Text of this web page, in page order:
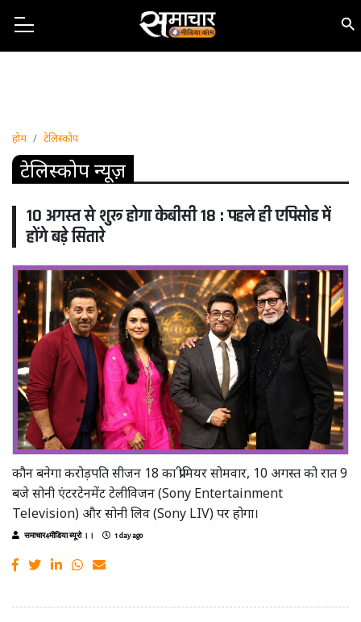
होम टेलिस्कोप
टेलिस्कोप न्यूज़
10 अगस्त से शुरू होगा केबीसी 18 : पहले ही एपिसोड में
होंगे बड़े सितारे
कौन बनेगा करोड़पति सीजन 18 का प्रीमियर सोमवार, 10 अगस्त को रात 9
बजे सोनी एंटरटेनमेंट टेलीविजन (Sony Entertainment
Television) और सोनी लिव (Sony LIV) पर होगा।
समाचार4मीडिया ब्यूरो ।। 1 day ago